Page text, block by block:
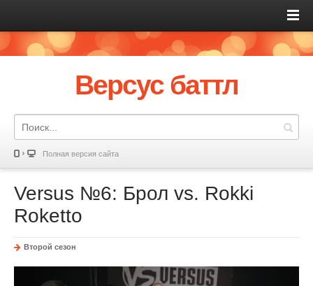
Версус баттл
Полная версия сайта
Versus №6: Брол vs. Rokki
Roketto
Второй сезон